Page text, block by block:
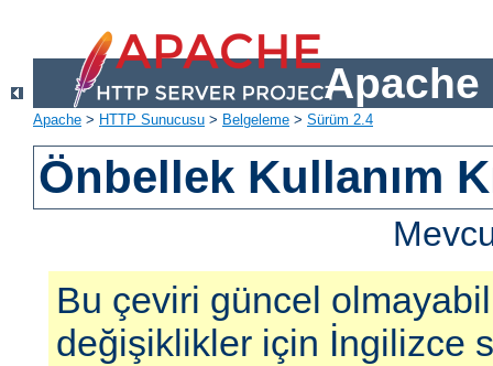
Apache
Apache > HTTP Sunucusu > Belgeleme > Sürüm 2.4
Önbellek Kullanım
Bu çeviri güncel
değişiklikler için İngilizce